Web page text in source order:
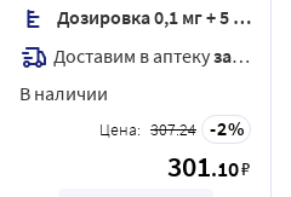
Дозировка 0,1 мг + 5 мг/доза
Доставим в аптекузавтра
В наличии
Цена: 307.24 2
301.10₽